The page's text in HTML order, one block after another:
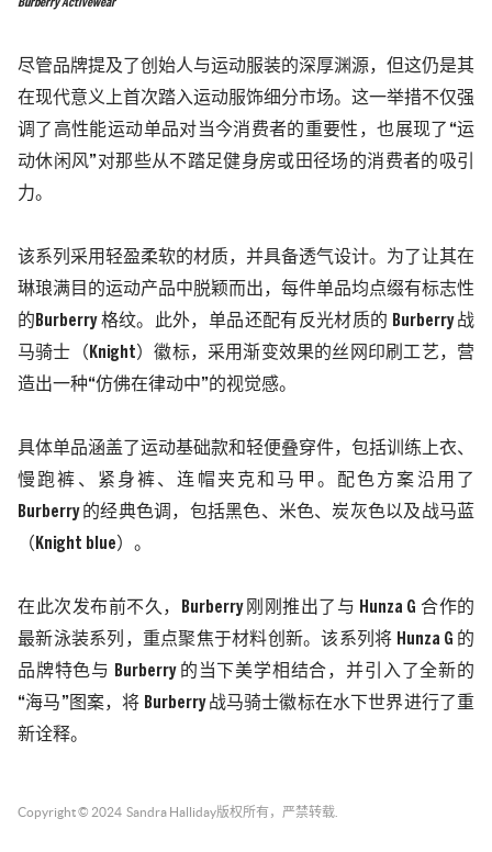
Burberry Activewear
尽管品牌提及了创始人与运动服装的深厚渊源，但这仍是其
在现代意义上首次踏入运动服饰细分市场。这一举措不仅强
调了高性能运动单品对当今消费者的重要性，也展现了 “运
动休闲风”对那些从不踏足健身房或田径场的消费者的吸引
力。
该系列采用轻盈柔软的材质，并具备透气设计。为了让其在
琳琅满目的运动产品中脱颖而出，每件单品均点缀有标志性
的 Burberry 格纹。此外，单品还配有反光材质的 Burberry 战
马骑士（ Knight ）徽标，采用渐变效果的丝网印刷工艺，营
造出一种“仿佛在律动中”的视觉感。
具体单品涵盖了运动基础款和轻便叠穿件，包括训练上衣、
慢跑裤、紧身裤、连帽夹克和马甲。配色方案沿用了
Burberry 的经典色调，包括黑色、米色、炭灰色以及战马蓝
（ Knight blue ）。
在此次发布前不久， Burberry 刚刚推出了与 Hunza G 合作的
最新泳装系列，重点聚焦于材料创新。该系列将 Hunza G 的
品牌特色与 Burberry 的当下美学相结合，并引入了全新的
“海马”图案，将 Burberry 战马骑士徽标在水下世界进行了重
新诠释。
Copyright © 2024 Sandra Halliday版权所有，严禁转载.